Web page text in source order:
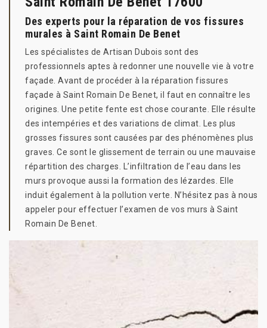
Des experts pour la réparation de vos fissures
murales à Saint Romain De Benet
Les spécialistes de Artisan Dubois sont des
professionnels aptes à redonner une nouvelle vie à votre
façade. Avant de procéder à la réparation fissures
façade à Saint Romain De Benet, il faut en connaître les
origines. Une petite fente est chose courante. Elle résulte
des intempéries et des variations de climat. Les plus
grosses fissures sont causées par des phénomènes plus
graves. Ce sont le glissement de terrain ou une mauvaise
répartition des charges. L’infiltration de l’eau dans les
murs provoque aussi la formation des lézardes. Elle
induit également à la pollution verte. N’hésitez pas à nous
appeler pour effectuer l’examen de vos murs à Saint
Romain De Benet.